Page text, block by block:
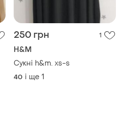
250 грн 1
H&M
Сукні h&m. xs-s
40 і ще 1